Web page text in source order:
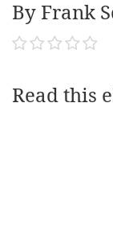
By Frank
Read this